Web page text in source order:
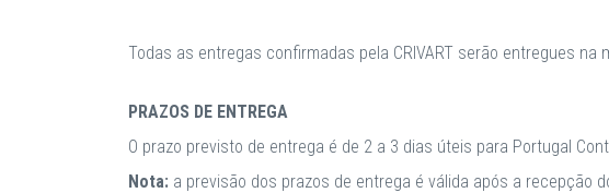
Todas as entregas confirmadas pela CRIVART serão entregues
PRAZOS DE ENTREGA
O prazo previsto de entrega é de 2 a 3 dias úteis para Portugal
Nota: a previsão dos prazos de entrega é válida após a recepção